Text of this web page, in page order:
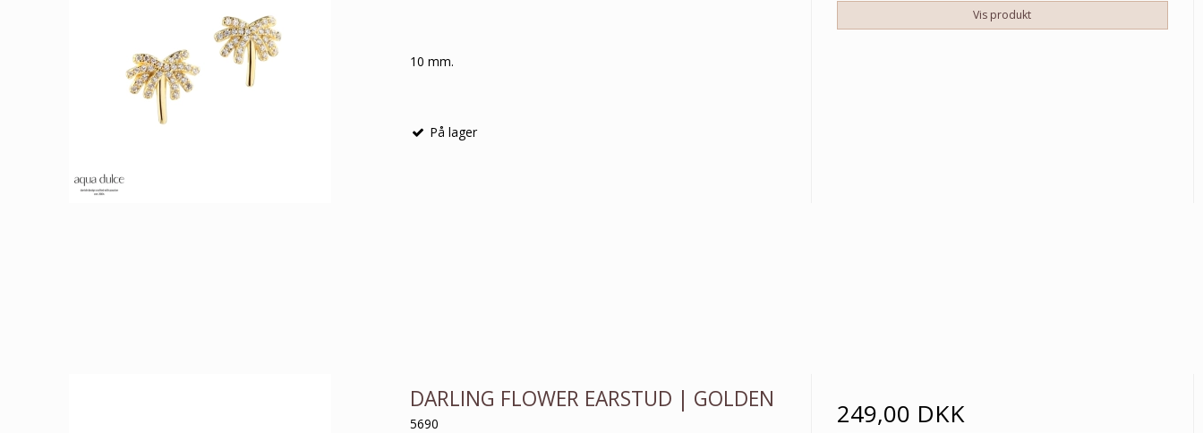
10 mm.
På lager
Vis produkt
DARLING FLOWER EARSTUD | GOLDEN
5690 249,00 DKK